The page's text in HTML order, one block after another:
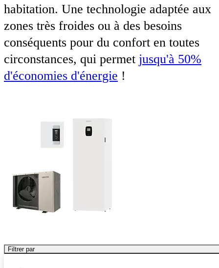
habitation. Une technologie adaptée aux
zones très froides ou à des besoins
conséquents pour du confort en toutes
circonstances, qui permet jusqu'à 50%
d'économies d'énergie !
Filtrer par